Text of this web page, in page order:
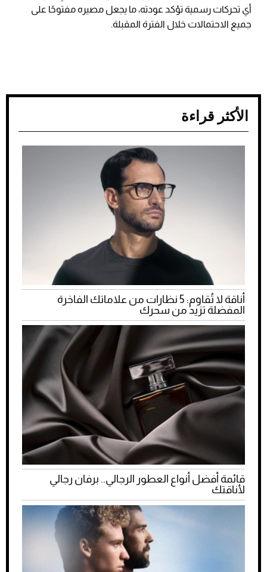
أي تحركات رسمية تؤكد عودته، ما يجعل مصيره مفتوحًا على
جميع الاحتمالات خلال الفترة المقبلة.
الأكثر قراءة
أناقة لا تُقاوم: 5 نظارات من علاماتك الفاخرة
المفضلة تزيد من سحرك
قائمة أفضل أنواع العطور الرجالي.. برفان رجالي
لأناقتك